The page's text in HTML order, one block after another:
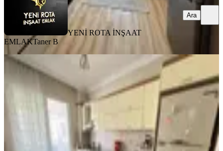
YENİ ROTA İNŞAAT
EMLAKTaner B
Ara
MANZARALI
Çetin Gayrimenkulden Şekerdere
Cadde Üzeri Kiralık 4+1
Onikişubat, Karamanlı Mahallesi
01.08.2026
30.000 ₺